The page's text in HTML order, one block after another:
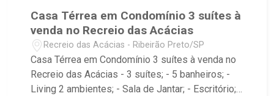
Casa Térrea em Condomínio 3 suítes à
venda no Recreio das Acácias
Recreio das Acácias - Ribeirão Preto/SP
Casa Térrea em Condomínio 3 suítes à venda no
Recreio das Acácias - 3 suítes; - 5 banheiros; -
Living 2 ambientes; - Sala de Jantar; - Escritório; -